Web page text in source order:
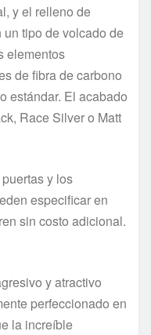
y el relleno de
tipo de volcado de
elementos
de fibra de carbono
estándar. El acabado
Race Silver o Matt
y los
especificar en
sin costo adicional.
y atractivo
perfeccionado en
la increíble